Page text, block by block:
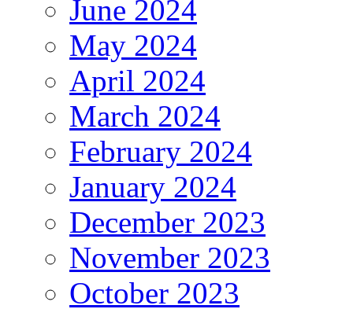
June 2024
May 2024
April 2024
March 2024
February 2024
January 2024
December 2023
November 2023
October 2023